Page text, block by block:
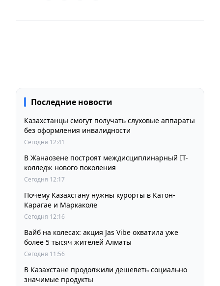
Последние новости
Казахстанцы смогут получать слуховые аппараты
без оформления инвалидности
Сегодня 12:41
В Жанаозене построят междисциплинарный IT-
колледж нового поколения
Сегодня 12:17
Почему Казахстану нужны курорты в Катон-
Карагае и Маркаколе
Сегодня 12:16
Вайб на колесах: акция Jas Vibe охватила уже
более 5 тысяч жителей Алматы
Сегодня 11:56
В Казахстане продолжили дешеветь социально
значимые продукты